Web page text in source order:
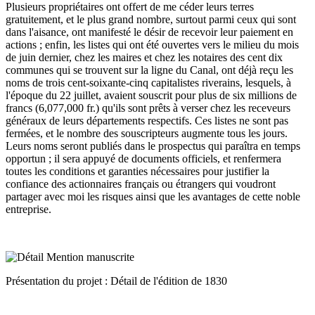
Plusieurs propriétaires ont offert de me céder leurs terres
gratuitement, et le plus grand nombre, surtout parmi ceux qui sont
dans l'aisance, ont manifesté le désir de recevoir leur paiement en
actions ; enfin, les listes qui ont été ouvertes vers le milieu du mois
de juin dernier, chez les maires et chez les notaires des cent dix
communes qui se trouvent sur la ligne du Canal, ont déjà reçu les
noms de trois cent-soixante-cinq capitalistes riverains, lesquels, à
l'époque du 22 juillet, avaient souscrit pour plus de six millions de
francs (6,077,000 fr.) qu'ils sont prêts à verser chez les receveurs
généraux de leurs départements respectifs. Ces listes ne sont pas
fermées, et le nombre des souscripteurs augmente tous les jours.
Leurs noms seront publiés dans le prospectus qui paraîtra en temps
opportun ; il sera appuyé de documents officiels, et renfermera
toutes les conditions et garanties nécessaires pour justifier la
confiance des actionnaires français ou étrangers qui voudront
partager avec moi les risques ainsi que les avantages de cette noble
entreprise.
Présentation du projet : Détail de l'édition de 1830